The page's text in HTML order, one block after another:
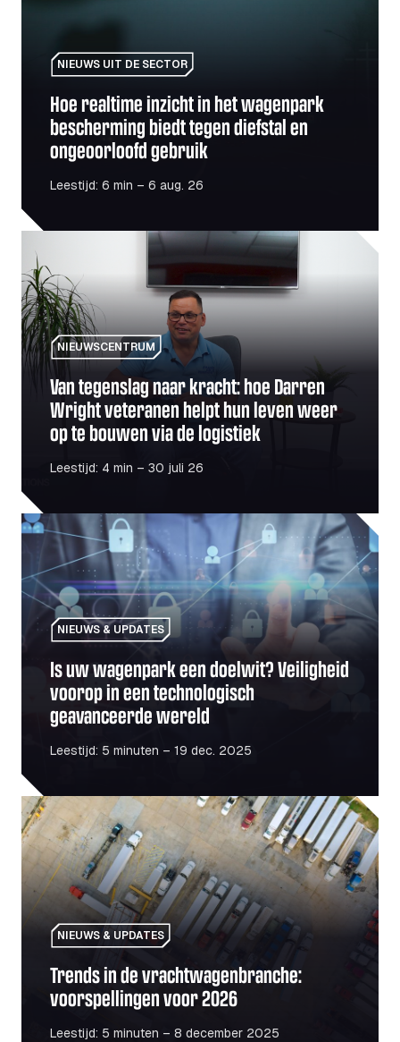
NIEUWS UIT DE SECTOR
Hoe realtime inzicht in het wagenpark
bescherming biedt tegen diefstal en
ongeoorloofd gebruik
Leestijd: 6 min – 6 aug. 26
Van tegenslag naar kracht: hoe Darren Wright
NIEUWSCENTRUM
Van tegenslag naar kracht: hoe Darren
Wright veteranen helpt hun leven weer
op te bouwen via de logistiek
Leestijd: 4 min – 30 juli 26
Is uw wagenpark een doelwit? Veiligheid voorop in een
NIEUWS & UPDATES
Is uw wagenpark een doelwit? Veiligheid
voorop in een technologisch
geavanceerde wereld
Leestijd: 5 minuten – 19 dec. 2025
Trends in de vrachtwagenbranche: voorspellingen voor
NIEUWS & UPDATES
Trends in de vrachtwagenbranche:
voorspellingen voor 2026
Leestijd: 5 minuten – 8 december 2025